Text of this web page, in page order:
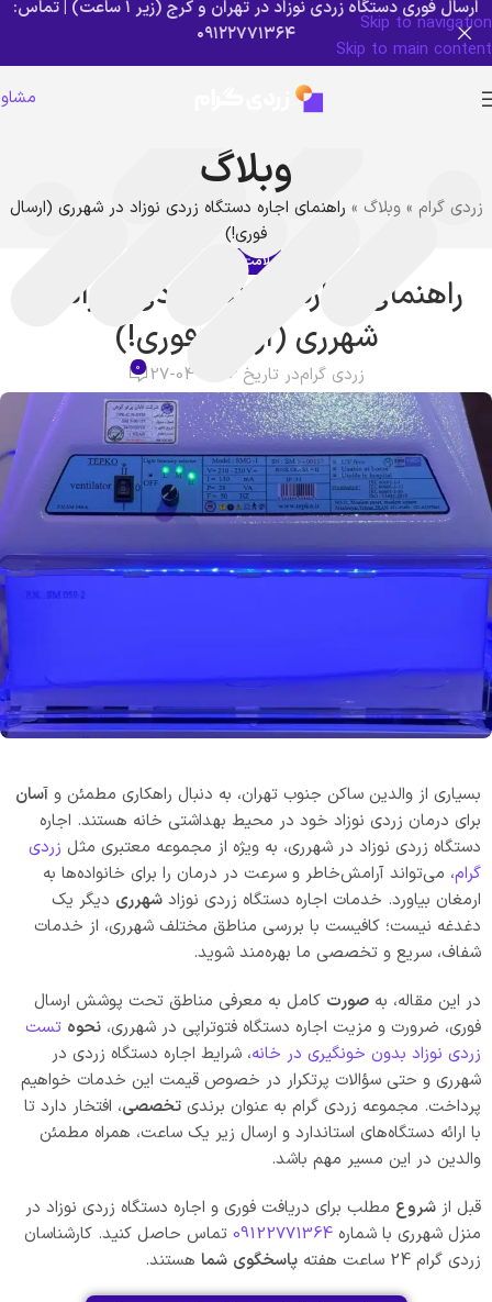
Skip to navigation
Skip to main content
ارسال فوری دستگاه زردی نوزاد در تهران و کرج (زیر ۱ ساعت) | تماس:
۰۹۱۲۲۷۷۱۳۶۴
وبلاگ
زردی گرام »وبلاگ » راهنمای اجاره دستگاه زردی نوزاد در شهرری (ارسال
فوری!)
سلامت نوزاد
راهنمای اجاره دستگاه زردی نوزاد در
شهرری (ارسال فوری!)
زردی گرامدر تاریخ 2026-04-27 0
بسیاری از والدین ساکن جنوب تهران، به دنبال راهکاری مطمئن و آسان
برای درمان زردی نوزاد خود در محیط بهداشتی خانه هستند. اجاره
دستگاه زردی نوزاد در شهرری، به ویژه از مجموعه معتبری مثل زردی
گرام، می‌تواند آرامش‌خاطر و سرعت در درمان را برای خانواده‌ها به
ارمغان بیاورد. خدمات اجاره دستگاه زردی نوزاد شهرری دیگر یک
دغدغه نیست؛ کافیست با بررسی مناطق مختلف شهرری، از خدمات
شفاف، سریع و تخصصی ما بهره‌مند شوید.
در این مقاله، به صورت کامل به معرفی مناطق تحت پوشش ارسال
فوری، ضرورت و مزیت اجاره دستگاه فتوتراپی در شهرری، نحوه تست
زردی نوزاد بدون خونگیری در خانه، شرایط اجاره دستگاه زردی در
شهرری و حتی سؤالات پرتکرار در خصوص قیمت این خدمات خواهیم
پرداخت. مجموعه زردی گرام به عنوان برندی تخصصی، افتخار دارد تا
با ارائه دستگاه‌های استاندارد و ارسال زیر یک ساعت، همراه مطمئن
والدین در این مسیر مهم باشد.
قبل از شروع مطلب برای دریافت فوری و اجاره دستگاه زردی نوزاد در
منزل شهرری با شماره 09122771364 تماس حاصل کنید. کارشناسان
زردی گرام 24 ساعت هفته
پاسخگوی شما هستند.